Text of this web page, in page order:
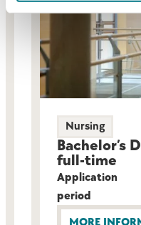
Nursing
Bachelor’s
full-time
Application
period
MORE